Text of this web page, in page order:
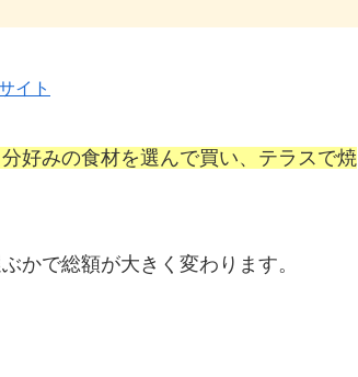
イト
好みの食材を選んで買い、テラスで焼
かで総額が大きく変わります。